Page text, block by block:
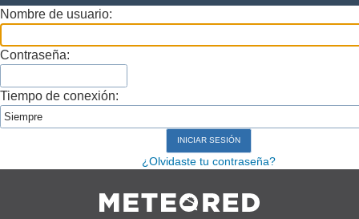
Nombre de usuario:
Contraseña:
Tiempo de conexión:
¿Olvidaste tu contraseña?